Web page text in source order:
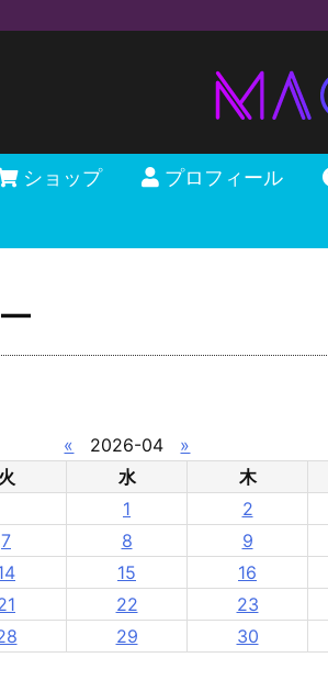
ショップ プロフィール
« 2026-04 »
火 水 木
1
2
7 8 9
15 16
22 23
29 30